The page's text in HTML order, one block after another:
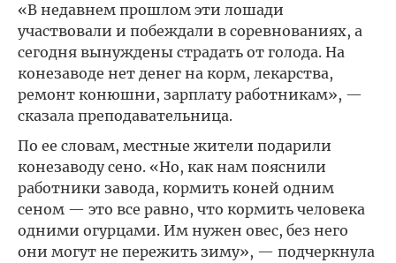
«В недавнем прошлом эти лошади
участвовали и побеждали в соревнованиях, а
сегодня вынуждены страдать от голода. На
конезаводе нет денег на корм, лекарства,
ремонт конюшни, зарплату работникам», —
сказала преподавательница.
По ее словам, местные жители подарили
конезаводу сено. «Но, как нам пояснили
работники завода, кормить коней одним
сеном — это все равно, что кормить человека
одними огурцами. Им нужен овес, без него
они могут не пережить зиму», — подчеркнула